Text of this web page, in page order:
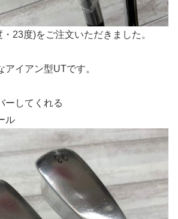
23度)をご注文いただきました。
イアン型UTです。
ーしてくれる
ル